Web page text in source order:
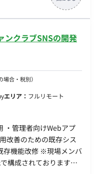
内のエンジニアリソー
に導くための技術リー
案・POC・受託プロジ
ロードマップ策定、 顧
行っていただきます。
リード・サポートして
に基づき、システム的
ドバックまで一気通貫
を活用し、 世界レベル
せる挑戦ができるポジ
ンクラブSNSの開発
合・税別）
エリア： フルリモート
・管理者向けWebアプ
改善のための既存シス
存機能改修 ※現場メンバ
構成されております。